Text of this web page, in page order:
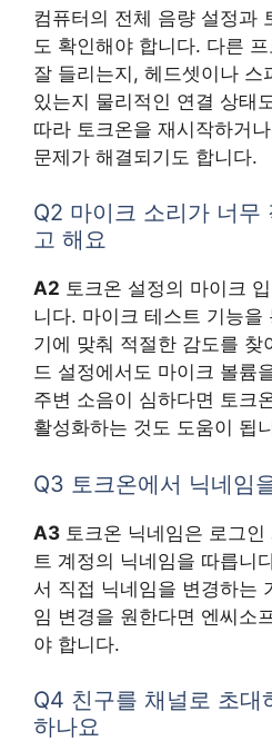
컴퓨터의 전체 음량 설정과
도 확인해야 합니다. 다른
잘 들리는지, 헤드셋이나 스
있는지 물리적인 연결 상태
따라 토크온을 재시작하거
문제가 해결되기도 합니다.
Q2 마이크 소리가 너무
고 해요
A2 토크온 설정의 마이크
니다. 마이크 테스트 기능을
기에 맞춰 적절한 감도를 찾
드 설정에서도 마이크 볼륨
주변 소음이 심하다면 토크
활성화하는 것도 도움이 됩
Q3 토크온에서 닉네임
A3 토크온 닉네임은 로그
트 계정의 닉네임을 따릅니
서 직접 닉네임을 변경하는
임 변경을 원한다면 엔씨소
야 합니다.
Q4 친구를 채널로 초대
하나요